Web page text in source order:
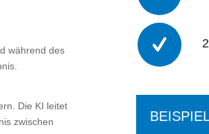
während des
Die KI leitet
zwischen